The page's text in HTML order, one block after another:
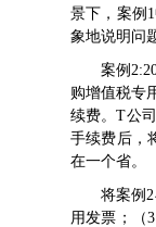
景下，案例
象地说明问
案例
购增值税专
续费。T公
手续费后，
在一个省。
将案例2
用发票；（